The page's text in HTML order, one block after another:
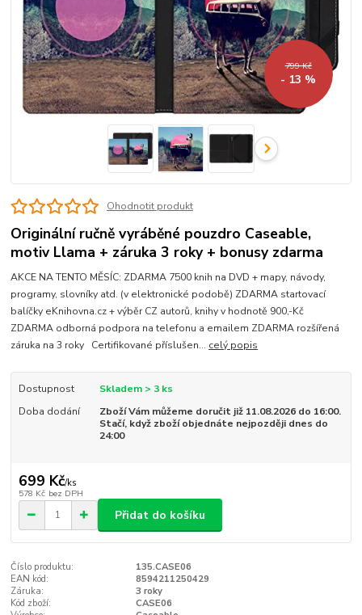
799 Kč
- 13 %
Ohodnotit produkt
Originální ručně vyráběné pouzdro Caseable,
motiv Llama + záruka 3 roky + bonusy zdarma
AKCE NA TENTO MĚSÍC: ZDARMA 7500 knih na DVD + mapy, návody,
programy, slovníky atd. (v elektronické podobě) ZDARMA startovací
balíčky eKnihovna.cz + výběr CZ autorů, knihy v hodnotě 900,-Kč
ZDARMA odborná podpora na telefonu a emailem ZDARMA rozšířená
záruka na 3 roky Certifikované příslušen... celý popis
Dostupnost
Skladem > 3 ks
Doba dodání
Zboží Vám můžeme doručit již 11.08.2026 do 16:00.
Stačí, když zboží objednáte nejpozději dnes do
24:00
699 Kč/ks
578 Kč bez DPH
Přidat do košíku
Číslo produktu:
135.CASE06
EAN kód:
8594211250429
Záruka:
3 roky
Kód zboží:
CASE06